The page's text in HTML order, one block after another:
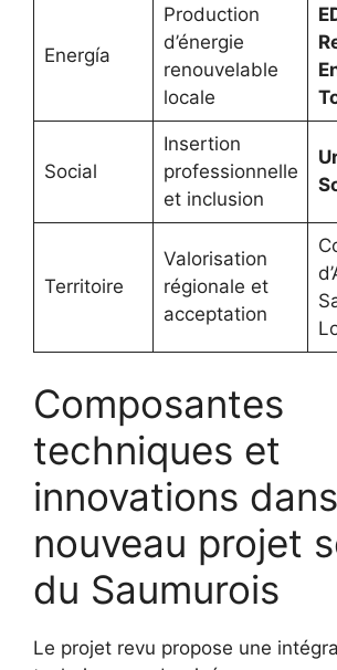
Energía
Production
d’énergie
renouvelable
locale
Social
Insertion
professionnelle
et inclusion
Territoire
Valorisation
régionale et
acceptation
Composantes
techniques et
innovations
nouveau projet
du Saumurois
Le projet revu propose une